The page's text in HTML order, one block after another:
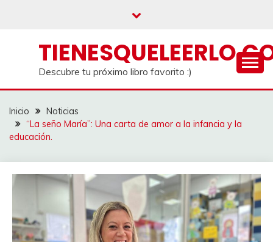
Descubre tu próximo libro favorito :)
Inicio
Noticias
“La seño María”: Una carta de amor a la infancia y la
educación.